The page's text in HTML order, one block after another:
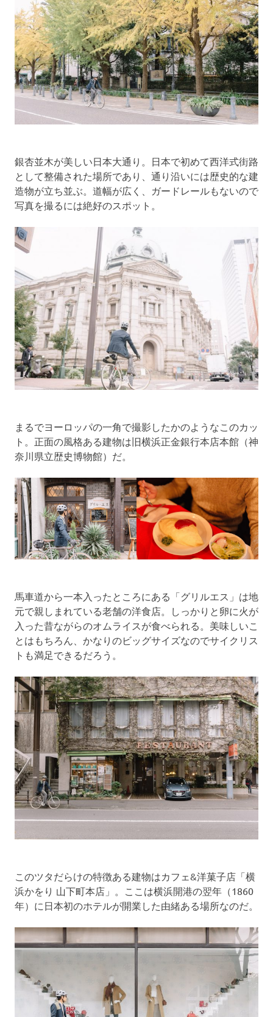
銀杏並木が美しい日本大通り。日本で初めて西洋式街路
として整備された場所であり、通り沿いには歴史的な建
造物が立ち並ぶ。道幅が広く、ガードレールもないので
写真を撮るには絶好のスポット。
まるでヨーロッパの一角で撮影したかのようなこのカッ
ト。正面の風格ある建物は旧横浜正金銀行本店本館（神
奈川県立歴史博物館）だ。
馬車道から一本入ったところにある「グリルエス」は地
元で親しまれている老舗の洋食店。しっかりと卵に火が
入った昔ながらのオムライスが食べられる。美味しいこ
とはもちろん、かなりのビッグサイズなのでサイクリス
トも満足できるだろう。
このツタだらけの特徴ある建物はカフェ&洋菓子店「横
浜かをり 山下町本店」。ここは横浜開港の翌年（1860
年）に日本初のホテルが開業した由緒ある場所なのだ。